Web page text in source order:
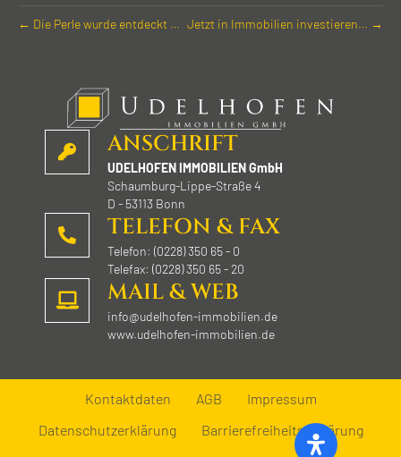
← Die Perle wurde entdeckt … Jetzt in Immobilien investieren… →
ANSCHRIFT
UDELHOFEN IMMOBILIEN GmbH
Schaumburg-Lippe-Straße 4
D - 53113 Bonn
TELEFON & FAX
Telefon: (0228) 350 65 - 0
Telefax: (0228) 350 65 - 20
MAIL & WEB
info@udelhofen-immobilien.de
www.udelhofen-immobilien.de
Kontaktdaten AGB
Impressum
Datenschutzerklärung
Barrierefreiheitserklärung